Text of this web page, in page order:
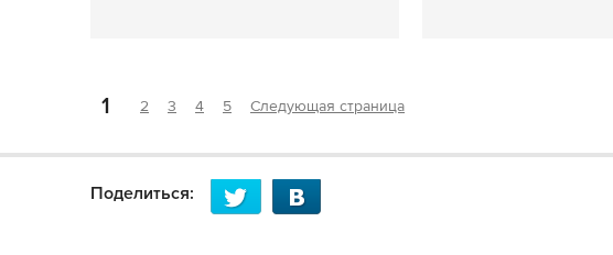
1 2 3 4 5 Следующая страница
Поделиться: